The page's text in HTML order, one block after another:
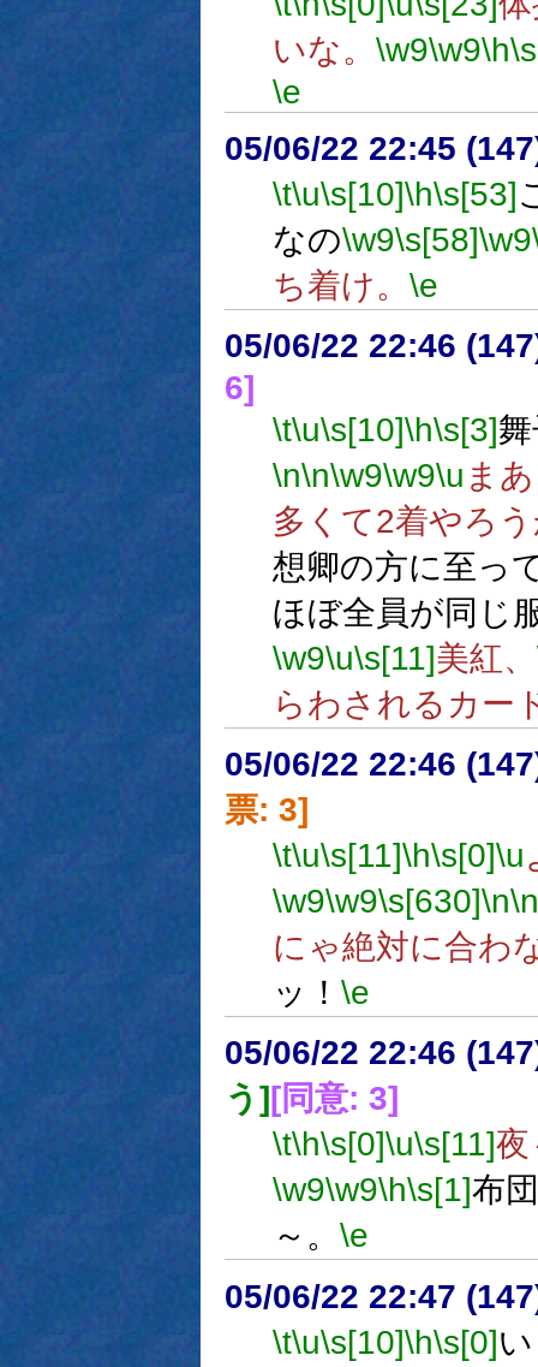
いな。 \w9\w9\h
\e
05/06/22 22:45
\t\u\s[10]\h\s[53]
なの\w9\s[58]\w9
ち着け。 \e
05/06/22 22:46
6]
\t\u\s[10]\h\s[3]
\n\n\w9\w9\u ま
多くて2着やろ
想卿の方に至っ
ほぼ全員が同じ
\w9\u\s[11]美紅、
らわされるカー
05/06/22 22:46
票: 3]
\t\u\s[11]\h\s[0]\u
\w9\w9\s[630]\n\n
にゃ絶対に合わ
ッ！ \e
05/06/22 22:46
う] [同意: 3]
\t\h\s[0]\u\s[11]夜
\w9\w9\h\s[1]布
～。 \e
05/06/22 22:47
\t\u\s[10]\h\s[0]